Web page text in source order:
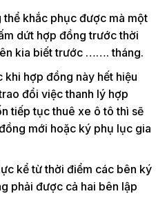
khắc phục được mà một
dứt hợp đồng trước thời
kia biết trước ……. tháng.
hợp đồng này hết hiệu
đổi việc thanh lý hợp
tiếp tục thuê xe ô tô thì sẽ
mới hoặc ký phụ lục gia
kể từ thời điểm các bên ký
phải được cả hai bên lập